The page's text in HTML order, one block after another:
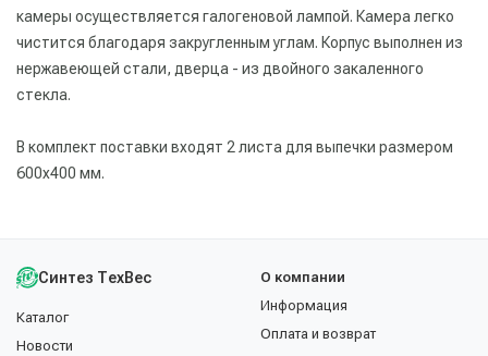
камеры осуществляется галогеновой лампой. Камера легко
чистится благодаря закругленным углам. Корпус выполнен из
нержавеющей стали, дверца - из двойного закаленного
стекла.
В комплект поставки входят 2 листа для выпечки размером
600х400 мм.
Синтез ТехВес
Каталог
Новости
О компании
Информация
Оплата и возврат